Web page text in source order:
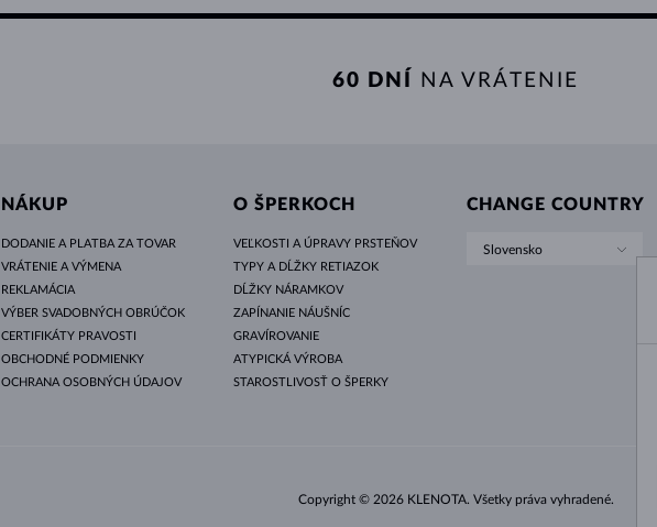
60 DNÍ NA VRÁTENIE
NÁKUP
DODANIE A PLATBA ZA TOVAR
VRÁTENIE A VÝMENA
REKLAMÁCIA
VÝBER SVADOBNÝCH OBRÚČOK
CERTIFIKÁTY PRAVOSTI
OBCHODNÉ PODMIENKY
OCHRANA OSOBNÝCH ÚDAJOV
O ŠPERKOCH
VEĽKOSTI A ÚPRAVY PRSTEŇOV
TYPY A DĹŽKY RETIAZOK
DĹŽKY NÁRAMKOV
ZAPÍNANIE NÁUŠNÍC
GRAVÍROVANIE
ATYPICKÁ VÝROBA
STAROSTLIVOSŤ O ŠPERKY
CHANGE COUNTRY
Slovensko
Copyright © 2026 KLENOTA. Všetky práva vyhradené.